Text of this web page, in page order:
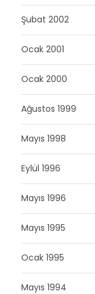
Şubat 2002
Ocak 2001
Ocak 2000
Ağustos 1999
Mayıs 1998
Eylül 1996
Mayıs 1996
Mayıs 1995
Ocak 1995
Mayıs 1994